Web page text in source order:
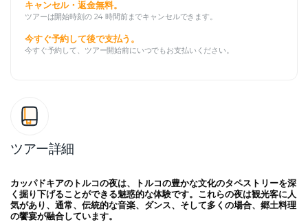
ツアー詳細
カッパドキアのトルコの夜は、トルコの豊かな文化のタペストリーを深
く掘り下げることができる魅惑的な体験です。これらの夜は観光客に人
気があり、通常、伝統的な音楽、ダンス、そして多くの場合、郷土料理
の饗宴が融合しています。
キャンセル・返金無料。
ツアーは開始時刻の 24 時間前までキャンセルできます。
今すぐ予約して後で支払う。
今すぐ予約して、ツアー開始前にいつでもお支払いください。